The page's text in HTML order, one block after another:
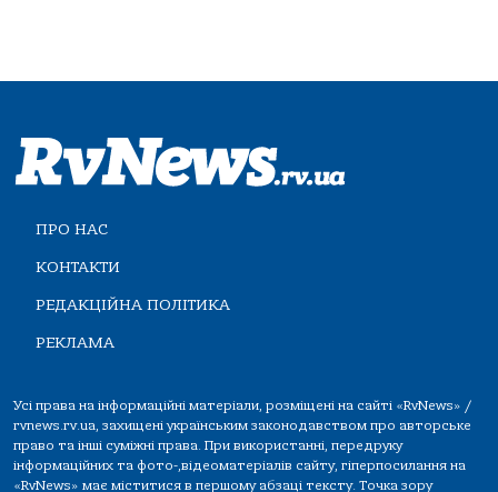
ПРО НАС
КОНТАКТИ
РЕДАКЦІЙНА ПОЛІТИКА
РЕКЛАМА
Усі права на інформаційні матеріали, розміщені на сайті «RvNews» /
rvnews.rv.ua, захищені українським законодавством про авторське
право та інші суміжні права. При використанні, передруку
інформаційних та фото-,відеоматеріалів сайту, гіперпосилання на
«RvNews» має міститися в першому абзаці тексту. Точка зору